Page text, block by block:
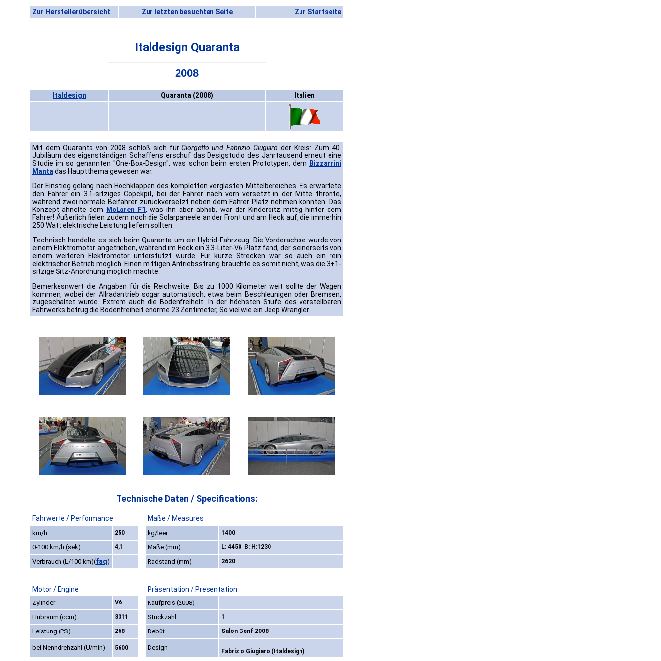
Zur Herstellerübersicht Zur letzten besuchten Seite Zur Startseite
Italdesign Quaranta
2008
Italdesign Quaranta (2008) Italien
Mit dem Quaranta von 2008 schloß sich fürGiorgetto und Fabrizio Giugiaro der Kreis: Zum 40.
Jubiläum des eigenständigen Schaffens erschuf das Desigstudio des Jahrtausend erneut eine
Studie im so genannten "One-Box-Design", was schon beim ersten Prototypen, dem Bizzarrini
Manta das Hauptthema gewesen war.
Der Einstieg gelang nach Hochklappen des kompletten verglasten Mittelbereiches. Es erwartete
den Fahrer ein 3.1-sitziges Copckpit, bei der Fahrer nach vorn versetzt in der Mitte thronte,
während zwei normale Beifahrer zurückversetzt neben dem Fahrer Platz nehmen konnten. Das
Konzept ähnelte dem
McLaren F1, was ihn aber abhob, war der Kindersitz mittig hinter dem
Fahrer! Äußerlich fielen zudem noch die Solarpaneele an der Front und am Heck auf, die immerhin
250 Watt elektrische Leistung liefern sollten.
Technisch handelte es sich beim Quaranta um ein Hybrid-Fahrzeug: Die Vorderachse wurde von
einem Elektromotor angetrieben, während im Heck ein 3,3-Liter-V6 Platz fand, der seinerseits von
einem weiteren Elektromotor unterstützt wurde. Für kurze Strecken war so auch ein rein
elektrischer Betrieb möglich. Einen mittigen Antriebsstrang brauchte es somit nicht, was die 3+1-
sitzige Sitz-Anordnung möglich machte.
Bemerkesnwert die Angaben für die Reichweite: Bis zu 1000 Kilometer weit sollte der Wagen
kommen, wobei der Allradantrieb sogar automatisch, etwa beim Beschleunigen oder Bremsen,
zugeschaltet wurde. Extrem auch die Bodenfreiheit. In der höchsten Stufe des verstellbaren
Fahrwerks betrug die Bodenfreiheit enorme 23 Zentimeter, So viel wie ein Jeep Wrangler.
Technische Daten / Specifications:
Fahrwerte / Performance Maße / Measures
km/h 250 kg/leer 1400
0-100 km/h (sek) 4,1 Maße (mm) L: 4450 B: H:1230
Verbrauch (L/100 km)(faq) Radstand (mm) 2620
Motor / Engine Präsentation / Presentation
Zylinder V6
Kaufpreis (2008)
Hubraum (ccm)
3311 Stückzahl 1
Leistung (PS) 268 Debüt Salon Genf 2008
bei Nenndrehzahl (U/min) 5600 Design Fabrizio Giugiaro (Italdesign)